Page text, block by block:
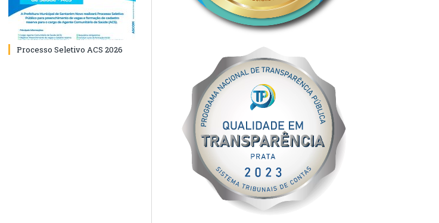
Processo Seletivo ACS 2026